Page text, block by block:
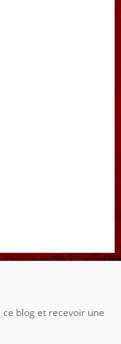
blog et recevoir une